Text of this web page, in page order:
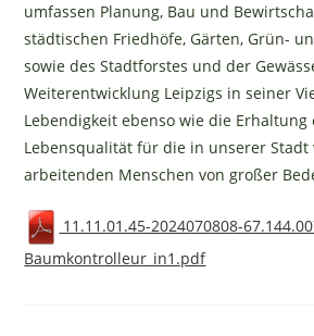
umfassen Planung, Bau und
städtischen Friedhöfe, Gärten, Grün-
sowie des Stadtforstes und der
Weiterentwicklung Leipzigs in seiner
Lebendigkeit ebenso wie die Erhaltung
Lebensqualität für die in unserer
arbeitenden Menschen von großer
11.11.01.45-2024070808-
Baumkontrolleur_in1.pdf